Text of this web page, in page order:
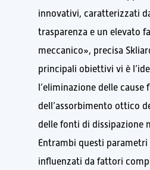
innovativi, caratterizzati
trasparenza e un elevato
meccanico», precisa
principali obiettivi vi è
l’eliminazione delle cause
dell’assorbimento ottico
delle fonti di dissipazione
Entrambi questi
influenzati da fattori